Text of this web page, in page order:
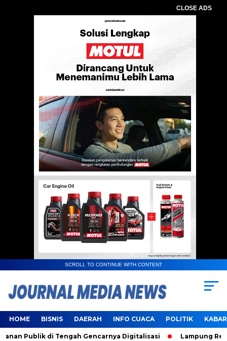
CLOSE ADS
SCROLL TO CONTINUE WITH CONTENT
HOME BISNIS DAERAH INFO CUACA POLITIK
Publik di Tengah Gencarnya Digitalisasi Lampung